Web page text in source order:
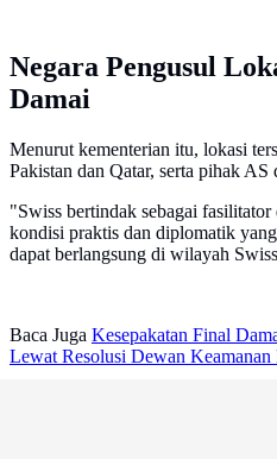
Negara Pengusul
Damai
Menurut kementerian itu, lokasi
Pakistan dan Qatar, serta pihak AS
"Swiss bertindak sebagai
kondisi praktis dan diplomatik
dapat berlangsung di wilayah
Baca Juga Kesepakatan Final
Lewat Resolusi Dewan Keamanan